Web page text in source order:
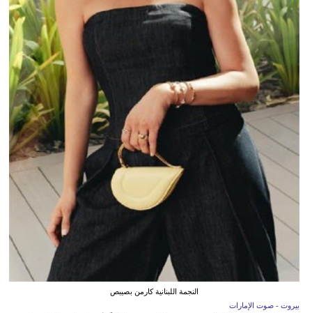
النجمة اللبنانية كارمن بصيبص
بيروت - صوت الإمارات